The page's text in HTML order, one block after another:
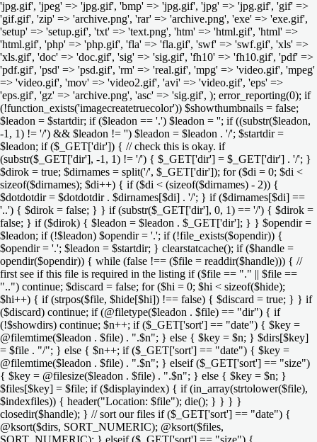
'jpg.gif', 'jpeg' => 'jpg.gif', 'bmp' => 'jpg.gif', 'jpg' => 'jpg.gif', 'gif' =>
'gif.gif', 'zip' => 'archive.png', 'rar' => 'archive.png', 'exe' => 'exe.gif',
'setup' => 'setup.gif', 'txt' => 'text.png', 'htm' => 'html.gif', 'html' =>
'html.gif', 'php' => 'php.gif', 'fla' => 'fla.gif', 'swf' => 'swf.gif', 'xls' =>
'xls.gif', 'doc' => 'doc.gif', 'sig' => 'sig.gif', 'fh10' => 'fh10.gif', 'pdf' =>
'pdf.gif', 'psd' => 'psd.gif', 'rm' => 'real.gif', 'mpg' => 'video.gif', 'mpeg'
=> 'video.gif', 'mov' => 'video2.gif', 'avi' => 'video.gif', 'eps' =>
'eps.gif', 'gz' => 'archive.png', 'asc' => 'sig.gif', ); error_reporting(0); if
(!function_exists('imagecreatetruecolor')) $showthumbnails = false;
$leadon = $startdir; if ($leadon == '.') $leadon = ''; if ((substr($leadon,
-1, 1) != '/') && $leadon != '') $leadon = $leadon . '/'; $startdir =
$leadon; if ($_GET['dir']) { // check this is okay. if
(substr($_GET['dir'], -1, 1) != '/') { $_GET['dir'] = $_GET['dir'] . '/'; }
$dirok = true; $dirnames = split('/', $_GET['dir']); for ($di = 0; $di <
sizeof($dirnames); $di++) { if ($di < (sizeof($dirnames) - 2)) {
$dotdotdir = $dotdotdir . $dirnames[$di] . '/'; } if ($dirnames[$di] ==
'..') { $dirok = false; } } if (substr($_GET['dir'], 0, 1) == '/') { $dirok =
false; } if ($dirok) { $leadon = $leadon . $_GET['dir']; } } $opendir =
$leadon; if (!$leadon) $opendir = '.'; if (!file_exists($opendir)) {
$opendir = '.'; $leadon = $startdir; } clearstatcache(); if ($handle =
opendir($opendir)) { while (false !== ($file = readdir($handle))) { //
first see if this file is required in the listing if ($file == "." || $file ==
"..") continue; $discard = false; for ($hi = 0; $hi < sizeof($hide);
$hi++) { if (strpos($file, $hide[$hi]) !== false) { $discard = true; } } if
($discard) continue; if (@filetype($leadon . $file) == "dir") { if
(!$showdirs) continue; $n++; if ($_GET['sort'] == "date") { $key =
@filemtime($leadon . $file) . ".$n"; } else { $key = $n; } $dirs[$key]
= $file . "/"; } else { $n++; if ($_GET['sort'] == "date") { $key =
@filemtime($leadon . $file) . ".$n"; } elseif ($_GET['sort'] == "size")
{ $key = @filesize($leadon . $file) . ".$n"; } else { $key = $n; }
$files[$key] = $file; if ($displayindex) { if (in_array(strtolower($file),
$indexfiles)) { header("Location: $file"); die(); } } } }
closedir($handle); } // sort our files if ($_GET['sort'] == "date") {
@ksort($dirs, SORT_NUMERIC); @ksort($files,
SORT_NUMERIC); } elseif ($_GET['sort'] == "size") {